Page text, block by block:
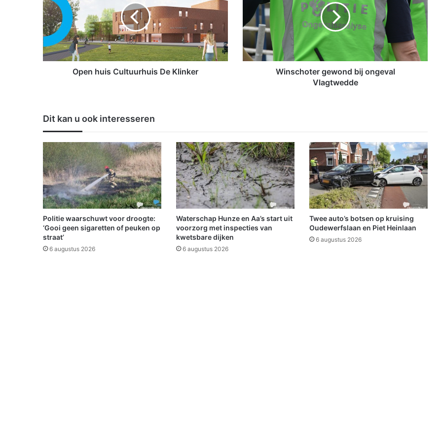
n
h
u
i
s
C
r
h
u
i
s
D
e
K
l
i
n
k
e
Open huis Cultuurhuis De Klinker
h
t
e
d
b
i
j
o
n
g
e
v
a
Winschoter gewond bij ongeval
Vlagtwedde
Dit kan u ook interesseren
Politie waarschuwt voor droogte:
‘Gooi geen sigaretten of peuken op
straat’
6 augustus 2026
Waterschap Hunze en Aa’s start uit
voorzorg met inspecties van
kwetsbare dijken
6 augustus 2026
Twee auto’s botsen op kruising
Oudewerfslaan en Piet Heinlaan
6 augustus 2026